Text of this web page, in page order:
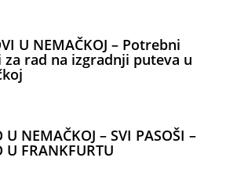
U NEMAČKOJ – Potrebni
za rad na izgradnji puteva u
U NEMAČKOJ – SVI PASOŠI –
U FRANKFURTU